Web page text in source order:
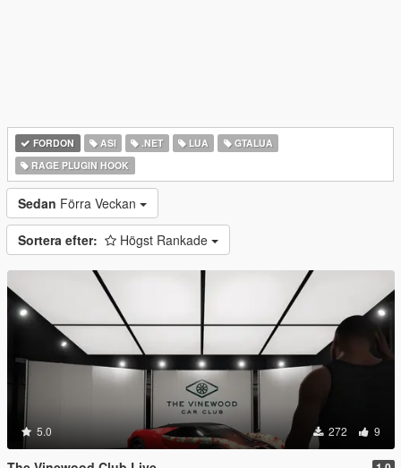
FORDON ASI .NET LUA
GTALUA
RAGE PLUGIN HOOK
Sedan Förra Veckan
Sortera efter: Högst Rankade
5.0 272 9